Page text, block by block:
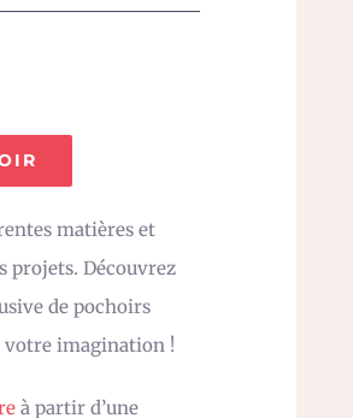
matières et
projets. Découvrez
de pochoirs
votre imagination !
à partir d’une